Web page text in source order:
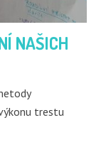
NAŠICH
trestu